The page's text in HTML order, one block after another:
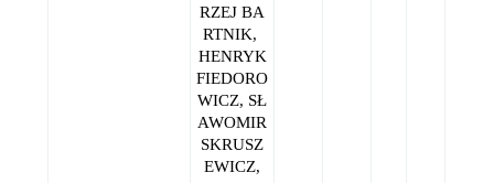
RZEJ BA
RTNIK,
HENRYK
FIEDORO
WICZ, SŁ
AWOMIR
SKRUSZ
EWICZ,